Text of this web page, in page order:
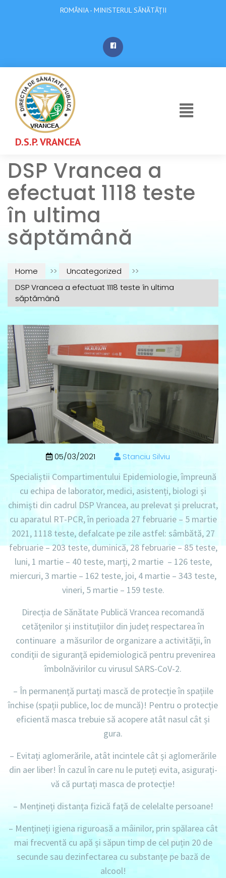
ROMÂNIA - MINISTERUL SĂNĂTĂȚII
D.S.P. VRANCEA
DSP Vrancea a
efectuat 1118 teste
în ultima
săptămână
Home >> Uncategorized
>>
DSP Vrancea a efectuat 1118 teste în ultima
săptămână
05/03/2021 Stanciu Silviu
Specialiștii Compartimentului Epidemiologie, împreună
cu echipa de laborator, medici, asistenți, biologi și
chimiști din cadrul DSP Vrancea, au prelevat și prelucrat,
cu aparatul RT-PCR, în perioada 27 februarie – 5 martie
2021, 1118 teste, defalcate pe zile astfel: sâmbătă, 27
februarie – 203 teste, duminică, 28 februarie – 85 teste,
luni, 1 martie – 40 teste, marți, 2 martie – 126 teste,
miercuri, 3 martie – 162 teste, joi, 4 martie – 343 teste,
vineri, 5 martie – 159 teste.
Direcția de Sănătate Publică Vrancea recomandă
cetățenilor și instituțiilor din județ respectarea în
continuare a măsurilor de organizare a activităţii, în
condiţii de siguranţă epidemiologică pentru prevenirea
îmbolnăvirilor cu virusul SARS-CoV-2.
– În permanență purtați mască de protecție în spațiile
închise (spații publice, loc de muncă)! Pentru o protecție
eficientă masca trebuie să acopere atât nasul cât și
gura.
– Evitați aglomerările, atât incintele cât și aglomerările
din aer liber! În cazul în care nu le puteți evita, asigurați-
vă că purtați masca de protecție!
– Mențineți distanța fizică față de celelalte persoane!
– Mențineți igiena riguroasă a mâinilor, prin spălarea cât
mai frecventă cu apă și săpun timp de cel puțin 20 de
secunde sau dezinfectarea cu substanțe pe bază de
alcool!